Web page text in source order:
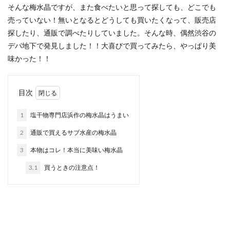
そんな梅水晶ですが、また食べたいと思って探しても、どこでも
売っていない！無いとなるとどうしても買いたくなって、販売店
探したり、通販で調べたりしていました。そんな時、偶然渋谷の
デパ地下で発見しました！！大喜びで買ってみたら、やっぱり美
味かった！！
目次
1 塩干物専門店浜作の梅水晶はうまい
2 通販で買えるサブ水産の梅水晶
3 本物はコレ！本当に美味い梅水晶
3.1 買うときの注意点！